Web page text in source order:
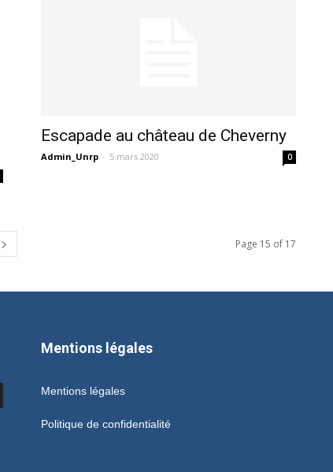
Escapade au château de Cheverny
Admin_Unrp - 5 mars 2020 0
Page 15 of 17
Mentions légales
Mentions légales
Politique de confidentialité